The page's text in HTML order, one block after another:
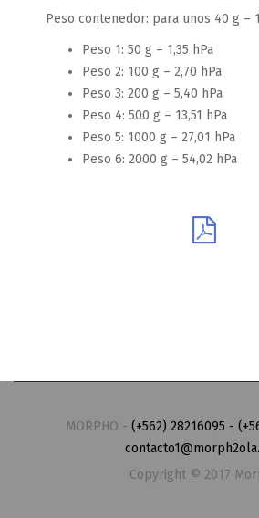
Peso contenedor: para unos 40 g –
Peso 1: 50 g – 1,35 hPa
Peso 2: 100 g – 2,70 hPa
Peso 3: 200 g – 5,40 hPa
Peso 4: 500 g – 13,51 hPa
Peso 5: 1000 g – 27,01 hPa
Peso 6: 2000 g – 54,02 hPa
MORPHO - (+562) 28216095 -
Copyright © 2017